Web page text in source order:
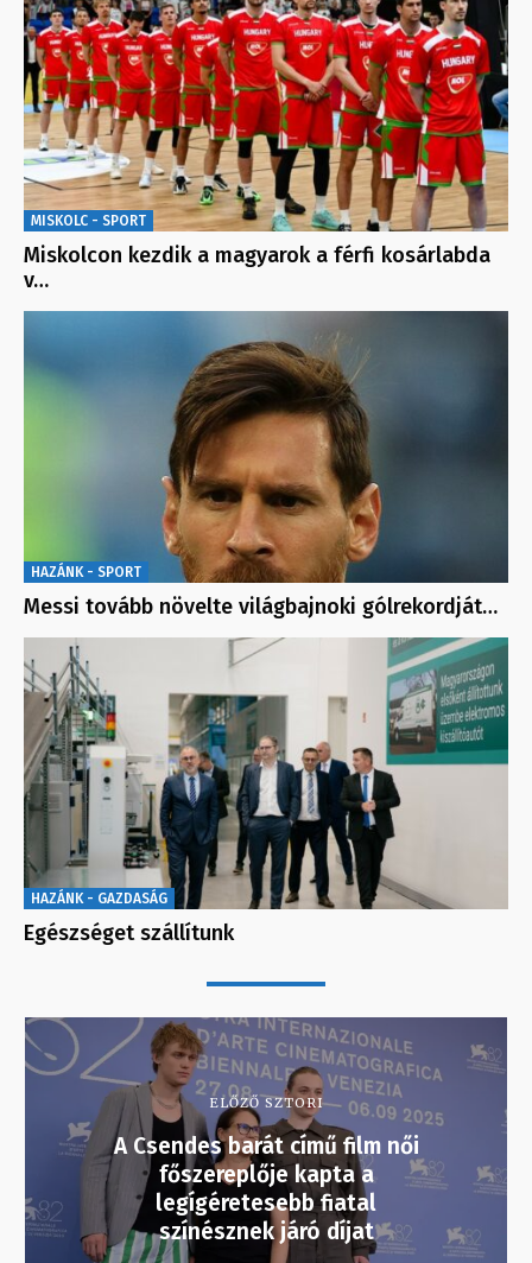
MISKOLC - SPORT
Miskolcon kezdik a magyarok a férfi kosárlabda
v…
HAZÁNK - SPORT
Messi tovább növelte világbajnoki gólrekordját…
HAZÁNK - GAZDASÁG
Egészséget szállítunk
ELŐZŐ SZTORI
A Csendes barát című film női
főszereplője kapta a
legígéretesebb fiatal
színésznek járó díjat